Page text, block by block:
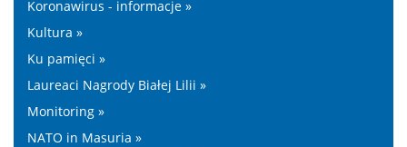
Koronawirus - informacje »
Kultura »
Ku pamięci »
Laureaci Nagrody Białej Lilii »
Monitoring »
NATO in Masuria »